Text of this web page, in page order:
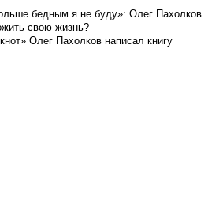
бедным я не буду»: Олег Пахолков
свою жизнь?
Олег Пахолков написал книгу